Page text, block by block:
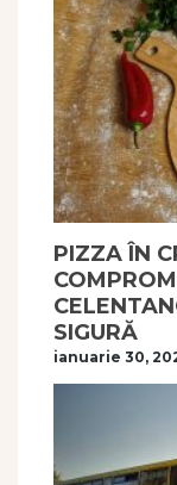
PIZZA ÎN
SIGURĂ
ianuarie 30,